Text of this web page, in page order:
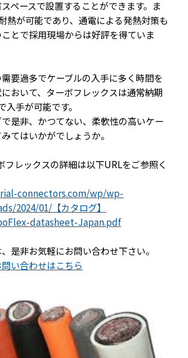
ペースで設置することができます。ま
熱が可能であり、通電による発熱対策も
とで採用現場からは好評を得ていま
要過多でケーブルの入手に多く時間を
おいて、ターボフレックスは通常納期
入手が可能です。
是非、かつてない、柔軟性の高いケー
てはいかがでしょうか。
フレックスの詳細は以下URLをご参照く
connectors.com/wp/wp-
2024/01/【カタログ】
datasheet-Japan.pdf
是非お気軽にお問い合わせ下さい。
い合わせはこちら